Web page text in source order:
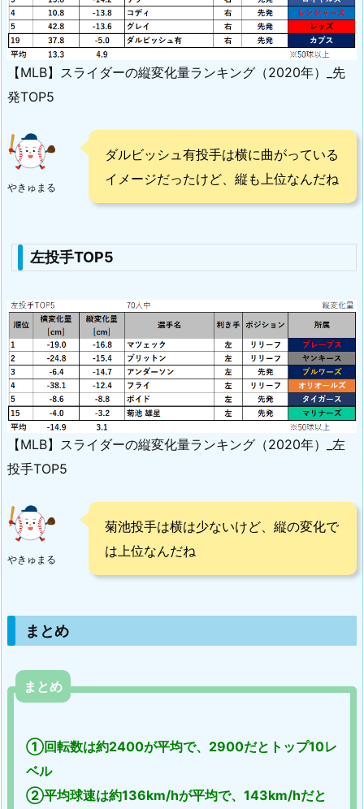
【MLB】スライダーの縦変化量ランキング（2020年）_先
発TOP5
やきゅまる
ダルビッシュ有投手は横に曲がっている
イメージだったけど、縦も上位なんだね
左投手TOP5
【MLB】スライダーの縦変化量ランキング（2020年）_左
投手TOP5
やきゅまる
菊池投手は横は少ないけど、縦の変化で
は上位なんだね
まとめ
まとめ
①回転数は約2400が平均で、2900だとトップ10レ
ベル
②平均球速は約136km/hが平均で、143km/hだと